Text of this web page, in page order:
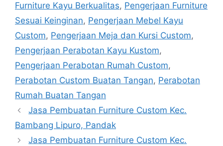
Furniture Kayu Berkualitas, Pengerjaan Furniture
Sesuai Keinginan, Pengerjaan Mebel Kayu
Custom, Pengerjaan Meja dan Kursi Custom,
Pengerjaan Perabotan Kayu Kustom,
Pengerjaan Perabotan Rumah Custom,
Perabotan Custom Buatan Tangan, Perabotan
Rumah Buatan Tangan
Jasa Pembuatan Furniture Custom Kec.
Bambang Lipuro, Pandak
Jasa Pembuatan Furniture Custom Kec.